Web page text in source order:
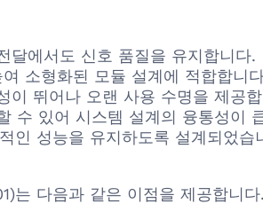
달에서도 신호 품질을 유지합니다.
소형화된 모듈 설계에 적합합니
이 뛰어나 오랜 사용 수명을 제공
수 있어 시스템 설계의 융통성이
인 성능을 유지하도록 설계되었습
는 다음과 같은 이점을 제공합니